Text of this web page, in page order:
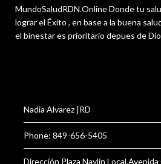
MundoSaludRDN.Online Donde tu
lograr el Éxito , en base a la buena
el binestar es prioritario depues de
Nadia Alvarez |RD
Phone: 849-656-5405
Dirección Plaza Naylin